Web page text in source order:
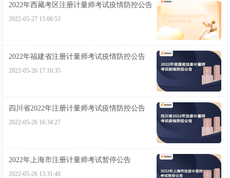
2022年西藏考区注册计量师考试疫情防控公告
2022-05-27 15:06:53
2022年福建省注册计量师考试疫情防控公告
2022-05-26 17:16:35
四川省2022年注册计量师考试疫情防控公告
2022-05-26 16:34:27
2022年上海市注册计量师考试暂停公告
2022-05-26 13:31:48